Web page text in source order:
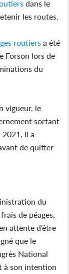
dans le
les routes.
routiers a été
Forson lors de
du
vigueur, le
sortant
2021, il a
de quitter
du
de péages,
attente d’être
que le
National
à son intention